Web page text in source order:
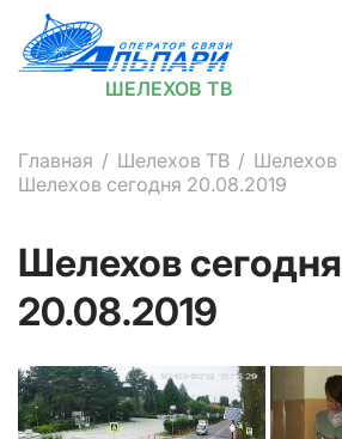
ШЕЛЕХОВ ТВ
Главная Шелехов ТВ
Шелехов
Шелехов сегодня 20.08.2019
Шелехов сегодня
20.08.2019